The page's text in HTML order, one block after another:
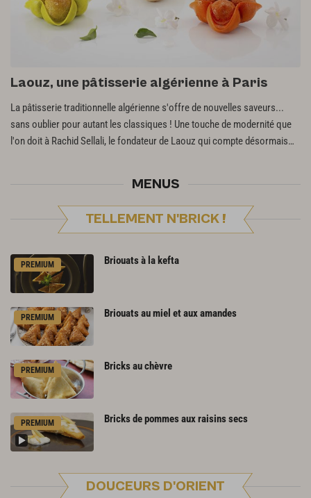
Laouz, une pâtisserie algérienne à Paris
La pâtisserie traditionnelle algérienne s'offre de nouvelles saveurs...
sans oublier pour autant les classiques ! Une touche de modernité que
l'on doit à Rachid Sellali, le fondateur de Laouz qui compte désormais
MENUS
TELLEMENT N'BRICK !
PREMIUM Briouatsà la kefta
PREMIUM Briouatsaumiel etauxamandes
PREMIUM Bricksauchèvre
PREMIUM Bricksdepommesauxraisinssecs
DOUCEURS D'ORIENT